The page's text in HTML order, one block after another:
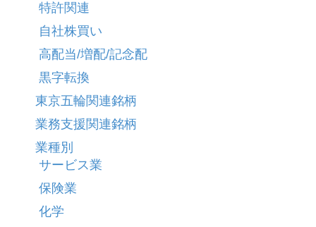
特許関連
自社株買い
高配当/増配/記念配
黒字転換
東京五輪関連銘柄
業務支援関連銘柄
業種別
サービス業
保険業
化学